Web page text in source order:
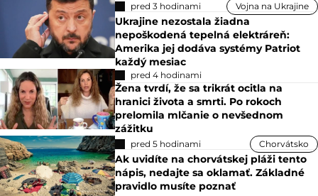
pred 3 hodinami Vojna na Ukrajine
Ukrajine nezostala žiadna
nepoškodená tepelná elektráreň:
Amerika jej dodáva systémy Patriot
každý mesiac
pred 4 hodinami
Žena tvrdí, že sa trikrát ocitla na
hranici života a smrti. Po rokoch
prelomila mlčanie o nevšednom
zážitku
pred 5 hodinami Chorvátsko
Ak uvidíte na chorvátskej pláži tento
nápis, nedajte sa oklamať. Základné
pravidlo musíte poznať